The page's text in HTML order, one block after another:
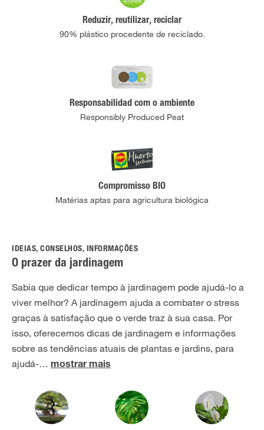
Reduzir, reutilizar, reciclar
90% plástico procedente de reciclado.
Responsabilidad com o ambiente
Responsibly Produced Peat
Compromisso BIO
Matérias aptas para agricultura biológica
IDEIAS, CONSELHOS, INFORMAÇÕES
O prazer da jardinagem
Sabia que dedicar tempo à jardinagem pode ajudá-lo a
viver melhor? A jardinagem ajuda a combater o stress
graças à satisfação que o verde traz à sua casa. Por
isso, oferecemos dicas de jardinagem e informações
sobre as tendências atuais de plantas e jardins, para
ajudá-… mostrar mais